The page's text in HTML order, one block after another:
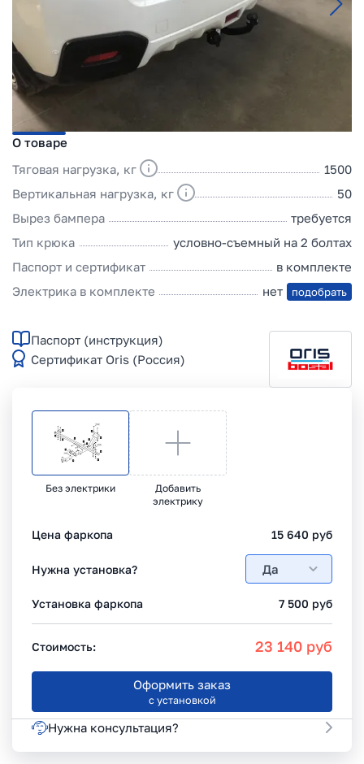
О товаре
Тяговая нагрузка, кг
1500
Вертикальная нагрузка, кг
50
Вырез бампера
требуется
Тип крюка
условно-съемный на 2 болтах
Паспорт и сертификат
в комплекте
Электрика в комплекте
нет подобрать
Паспорт (инструкция)
Сертификат Oris (Россия)
Без электрики
Добавить
электрику
Цена фаркопа 15 640 руб
Нужна установка? Да
Установка фаркопа 7 500 руб
Стоимость: 23 140 руб
Оформить заказ
с установкой
Нужна консультация?